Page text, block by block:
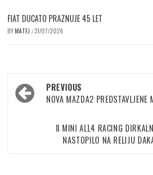
FIAT DUCATO PRAZNUJE 45 LET
BYMATEJ /31/07/2026
Post
navigation
PREVIOUS
NOVA MAZDA2 PREDSTAVLJENE
8 MINI ALL4 RACING
NASTOPILO NA RELIJU